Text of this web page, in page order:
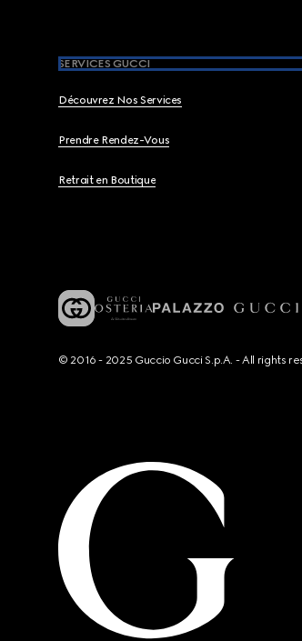
SERVICES GUCCI
Découvrez Nos Services
Prendre Rendez-Vous
Retrait en Boutique
© 2016 - 2025 Guccio Gucci S.p.A. - All rights